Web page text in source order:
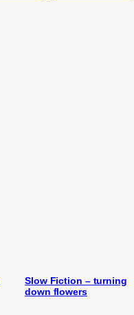
Slow Fiction – turning
down flowers